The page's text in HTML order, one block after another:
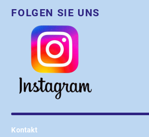
FOLGEN SIE UNS
Kontakt